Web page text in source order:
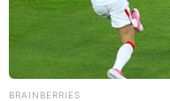
escuche todas las
aquí", le dijo.